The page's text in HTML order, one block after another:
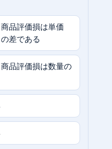
品評価損は単価
差である
品評価損は数量の